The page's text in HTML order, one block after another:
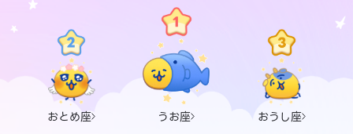
おとめ座 うお座 おうし座